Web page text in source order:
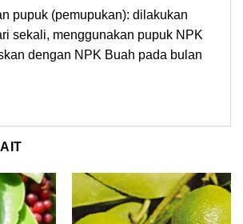
pupuk (pemupukan): dilakukan
sekali, menggunakan pupuk NPK
dengan NPK Buah pada bulan